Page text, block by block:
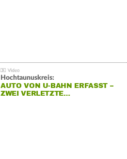
Hochtaunuskreis:
AUTO VON U-BAHN ERFASST –
ZWEI VERLETZTE…